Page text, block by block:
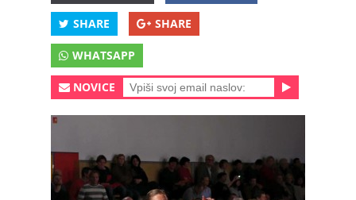
SHARE SHARE
WHATSAPP
NOVICE